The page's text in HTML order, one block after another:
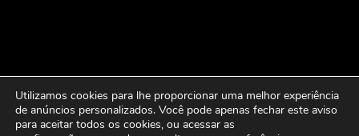
Utilizamos cookies para lhe proporcionar uma melhor experiência
de anúncios personalizados. Você pode apenas fechar este aviso
para aceitar todos os cookies, ou acessar as